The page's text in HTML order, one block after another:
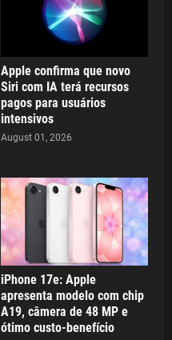
Apple confirma que novo
Siri com IA terá recursos
pagos para usuários
intensivos
August 01, 2026
iPhone 17e: Apple
apresenta modelo com chip
A19, câmera de 48 MP e
ótimo custo-benefício